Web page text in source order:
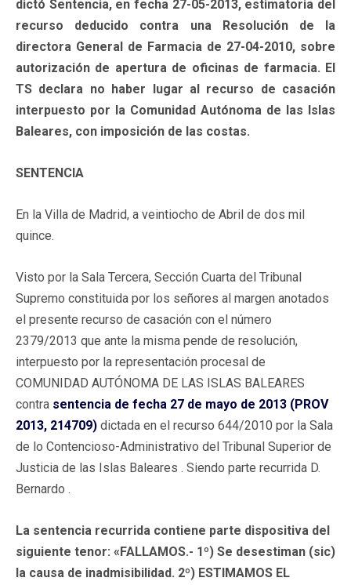
dictó Sentencia, en fecha 27-05-2013, estimatoria del
recurso deducido contra una Resolución de la
directora General de Farmacia de 27-04-2010, sobre
autorización de apertura de oficinas de farmacia. El
TS declara no haber lugar al recurso de casación
interpuesto por la Comunidad Autónoma de las Islas
Baleares, con imposición de las costas.
SENTENCIA
En la Villa de Madrid, a veintiocho de Abril de dos mil
quince.
Visto por la Sala Tercera, Sección Cuarta del Tribunal
Supremo constituida por los señores al margen anotados
el presente recurso de casación con el número
2379/2013 que ante la misma pende de resolución,
interpuesto por la representación procesal de
COMUNIDAD AUTÓNOMA DE LAS ISLAS BALEARES
contra sentencia de fecha 27 de mayo de 2013 (PROV
2013, 214709) dictada en el recurso 644/2010 por la Sala
de lo Contencioso-Administrativo del Tribunal Superior de
Justicia de las Islas Baleares . Siendo parte recurrida D.
Bernardo .
La sentencia recurrida contiene parte dispositiva del
siguiente tenor: «FALLAMOS.- 1º) Se desestiman (sic)
la causa de inadmisibilidad. 2º) ESTIMAMOS EL